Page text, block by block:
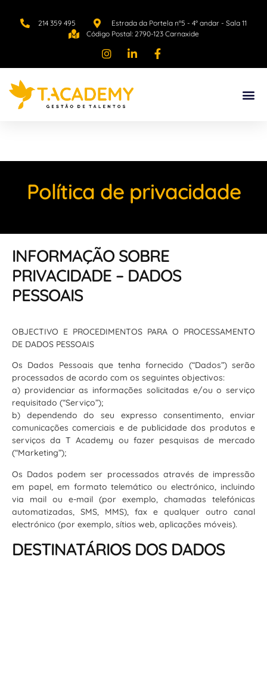
214 359 495
Estrada da Portela n°5 - 4° andar - Sala 11
Código Postal: 2790-123 Carnaxide
Política de privacidade
INFORMAÇÃO SOBRE
PRIVACIDADE – DADOS
PESSOAIS
OBJECTIVO E PROCEDIMENTOS PARA O PROCESSAMENTO
DE DADOS PESSOAIS
Os Dados Pessoais que tenha fornecido (“Dados”) serão
processados de acordo com os seguintes objectivos:
a) providenciar as informações solicitadas e/ou o serviço
requisitado (“Serviço”);
b) dependendo do seu expresso consentimento, enviar
comunicações comerciais e de publicidade dos produtos e
serviços da T Academy ou fazer pesquisas de mercado
(“Marketing”);
Os Dados podem ser processados através de impressão
em papel, em formato telemático ou electrónico, incluindo
via mail ou e-mail (por exemplo, chamadas telefónicas
automatizadas, SMS, MMS), fax e qualquer outro canal
electrónico (por exemplo, sítios web, aplicações móveis).
DESTINATÁRIOS DOS DADOS